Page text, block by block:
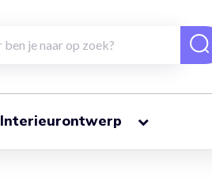
Interieurontwerp